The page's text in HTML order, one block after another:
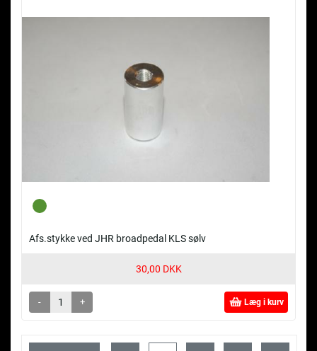
Afs.stykke ved JHR broadpedal KLS sølv
30,00 DKK
- + Læg i kurv